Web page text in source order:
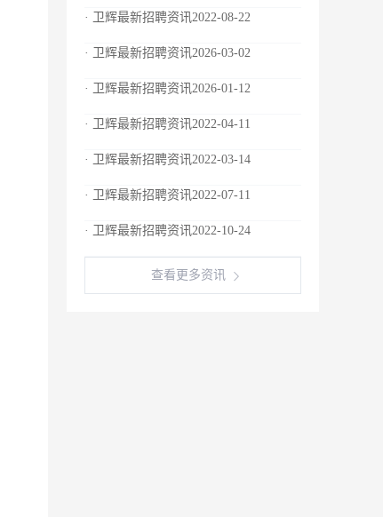
· 卫辉最新招聘资讯2022-08-22
· 卫辉最新招聘资讯2026-03-02
· 卫辉最新招聘资讯2026-01-12
· 卫辉最新招聘资讯2022-04-11
· 卫辉最新招聘资讯2022-03-14
· 卫辉最新招聘资讯2022-07-11
· 卫辉最新招聘资讯2022-10-24
查看更多资讯